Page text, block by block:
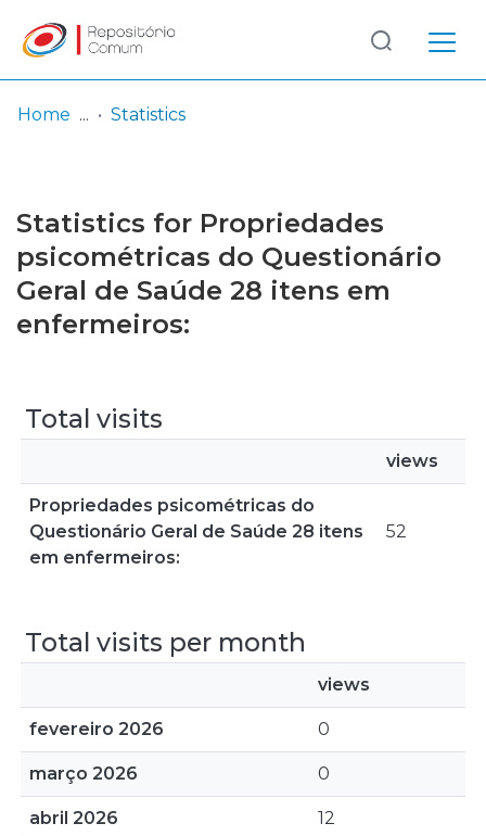
Browse repository
Entities
Log
In
(current)
Home Statistics
Statistics for Propriedades
psicométricas do Questionário
Geral de Saúde 28 itens em
enfermeiros:
Total visits
views
Propriedades psicométricas do
Questionário Geral de Saúde 28 itens
em enfermeiros:
52
Total visits per month
views
fevereiro 2026 0
março 2026 0
abril 2026 12